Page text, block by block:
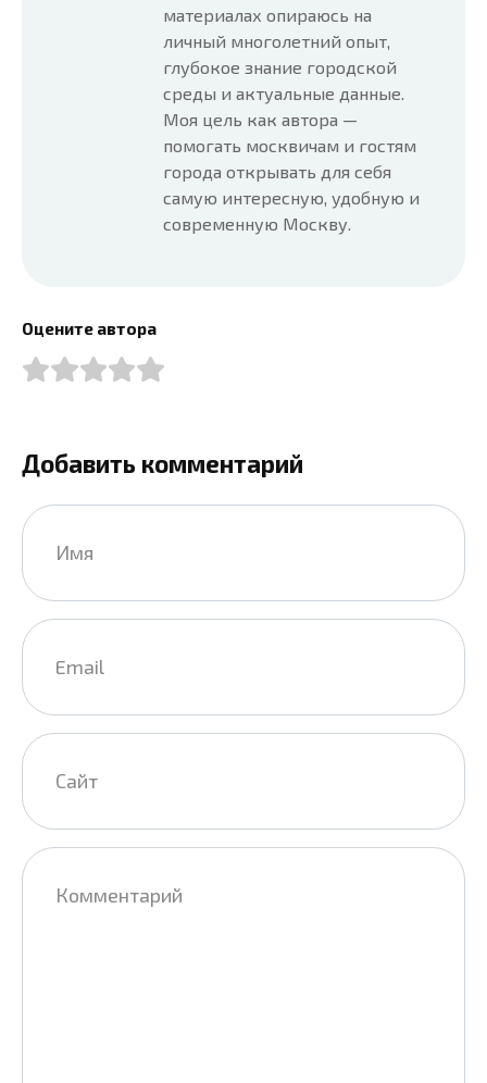
материалах опираюсь на
личный многолетний опыт,
глубокое знание городской
среды и актуальные данные.
Моя цель как автора —
помогать москвичам и гостям
города открывать для себя
самую интересную, удобную и
современную Москву.
Оцените автора
Добавить комментарий
Имя
Email
Сайт
Комментарий